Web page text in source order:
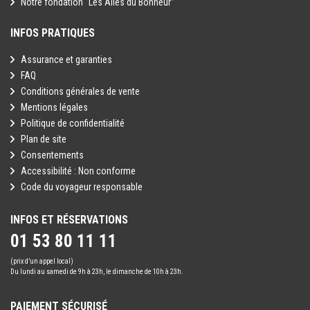
INFOS PRATIQUES
Assurance et garanties
FAQ
Conditions générales de vente
Mentions légales
Politique de confidentialité
Plan de site
Consentements
Accessibilité : Non conforme
Code du voyageur responsable
INFOS ET RÉSERVATIONS
01 53 80 11 11
(prix d’un appel local)
Du lundi au samedi de 9h à 23h, le dimanche de 10h à 23h.
PAIEMENT SÉCURISÉ